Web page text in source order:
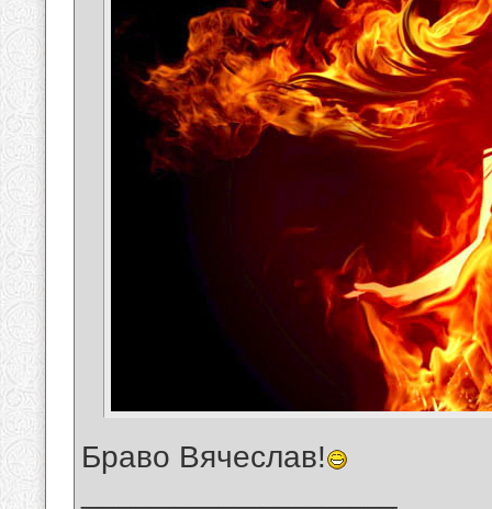
Браво Вячеслав!